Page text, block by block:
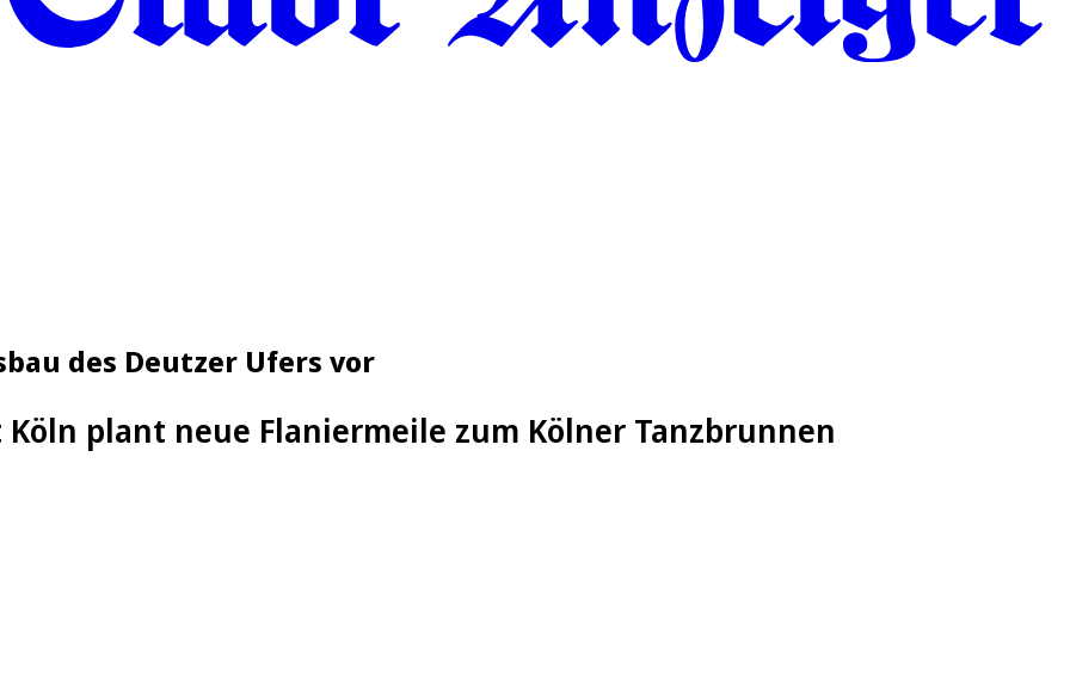
des Deutzer Ufers vor
Köln plant neue Flaniermeile zum Kölner Tanzbrunnen